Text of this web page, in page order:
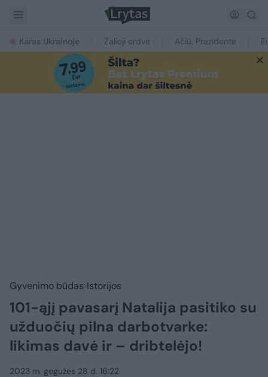
Karas Ukrainoje Žalioji erdvė Ačiū, Prezidente
Gyvenimo būdas Istorijos
101-ąjį pavasarį Natalija pasitiko su
užduočių pilna darbotvarke:
likimas davė ir – dribtelėjo!
2023 m. gegužės 28 d. 16:22